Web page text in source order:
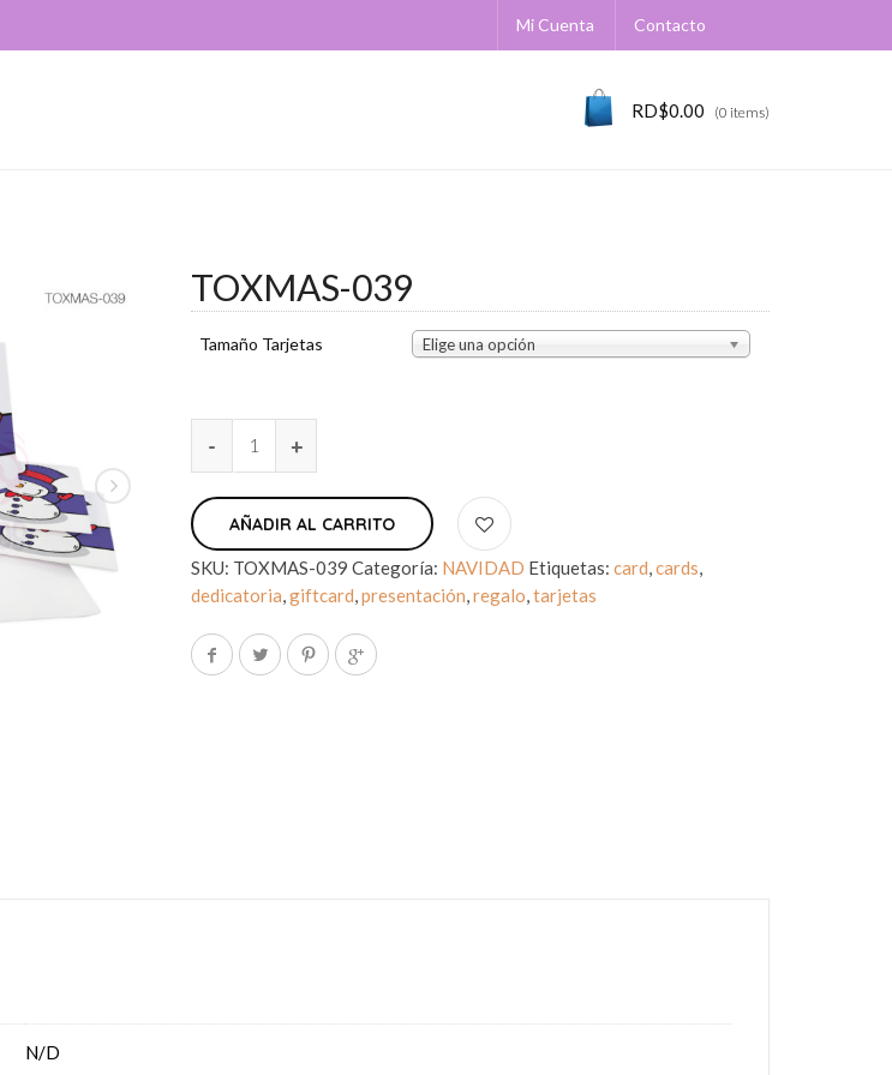
Mi Cuenta Contacto
RD$0.00 (0 items)
TOXMAS-039
Tamaño Tarjetas Elige una opción
AÑADIR AL CARRITO
SKU: TOXMAS-039 Categoría: NAVIDAD Etiquetas:card,cards,
dedicatoria,giftcard,presentación,regalo,tarjetas
N/D